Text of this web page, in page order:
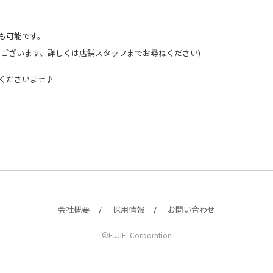
能です。
ざいます、詳しくは店舗スタッフまでお尋ねください)
ださいませ♪
会社概要 採用情報 お問い合わせ
©FUJIEI Corporation